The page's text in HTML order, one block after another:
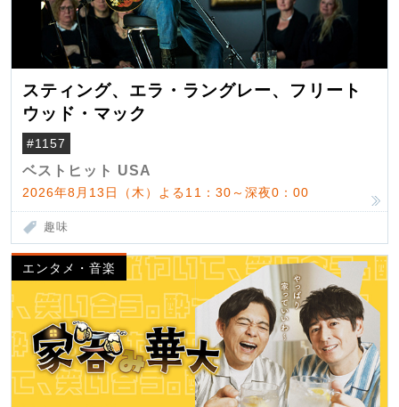
スティング、エラ・ラングレー、フリート
ウッド・マック
#1157
ベストヒット USA
2026年8月13日（木）よる11：30～深夜0：00
趣味
エンタメ・音楽